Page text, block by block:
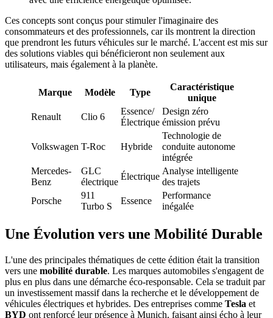
Ces concepts sont conçus pour stimuler l'imaginaire des
consommateurs et des professionnels, car ils montrent la direction
que prendront les futurs véhicules sur le marché. L'accent est mis sur
des solutions viables qui bénéficieront non seulement aux
utilisateurs, mais également à la planète.
Marque Modèle Type
Caractéristique
unique
Renault
Clio 6
Essence/
Électrique
Design zéro
émission prévu
Volkswagen T-Roc Hybride
Technologie de
conduite autonome
intégrée
Mercedes-
Benz
GLC
électrique
Électrique
Analyse intelligente
des trajets
Porsche
911
Turbo S
Essence
Performance
inégalée
Une Évolution vers une Mobilité Durable
L'une des principales thématiques de cette édition était la transition
vers une mobilité durable. Les marques automobiles s'engagent de
plus en plus dans une démarche éco-responsable. Cela se traduit par
un investissement massif dans la recherche et le développement de
véhicules électriques et hybrides. Des entreprises comme Tesla et
BYD ont renforcé leur présence à Munich, faisant ainsi écho à leur